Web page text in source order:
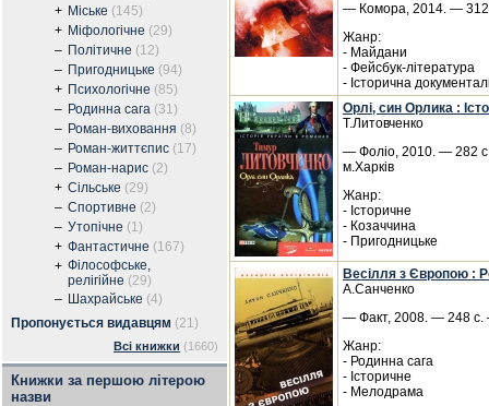
+ Міське (145)
+ Міфологічне (29)
– Політичне (12)
– Пригодницьке (94)
+ Психологічне (85)
– Родинна сага (31)
– Роман-виховання (8)
– Роман-життєпис (17)
– Роман-нарис (2)
+ Сільське (29)
– Спортивне (2)
– Утопічне (1)
+ Фантастичне (167)
+ Філософське,
релігійне (29)
– Шахрайське (4)
Пропонується видавцям (21)
Всі книжки (1660)
Книжки за першою літерою
назви
— Комора, 2014. — 312
Жанр:
- Майдани
- Фейсбук-література
- Історична
Орлі, син Орлика :
Т.Литовченко
— Фоліо, 2010. — 282
м.Харків
Жанр:
- Історичне
- Козаччина
- Пригодницьке
Весілля з Європою :
А.Санченко
— Факт, 2008. — 248 с.
Жанр:
- Родинна сага
- Історичне
- Мелодрама